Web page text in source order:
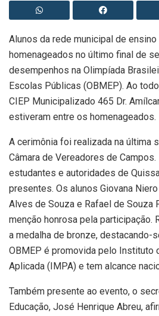
Alunos da rede municipal de
homenageados no último final de
desempenhos na Olimpíada
Escolas Públicas (OBMEP). Ao
CIEP Municipalizado 465 Dr.
estiveram entre os homenageados.
A cerimônia foi realizada na última
Câmara de Vereadores de
estudantes e autoridades de
presentes. Os alunos Giovana
Alves de Souza e Rafael de Souza
menção honrosa pela participação.
a medalha de bronze, destacando-
OBMEP é promovida pelo Instituto
Aplicada (IMPA) e tem alcance
Também presente ao evento, o
Educação, José Henrique Abreu,